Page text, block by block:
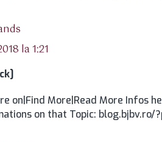
la 1:21
on|Find More|Read More Infos
on that Topic: blog.bjbv.ro/